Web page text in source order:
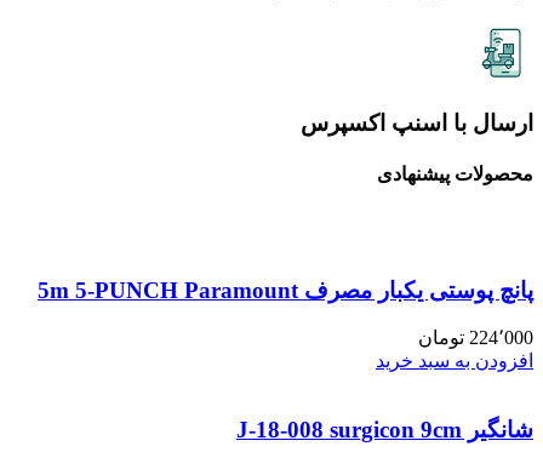
ارسال با اسنپ اکسپرس
محصولات پیشنهادی
پانچ پوستی یکبار مصرف 5m 5-PUNCH Paramount
224٬000 تومان
افزودن به سبد خرید
شانگیر J-18-008 surgicon 9cm